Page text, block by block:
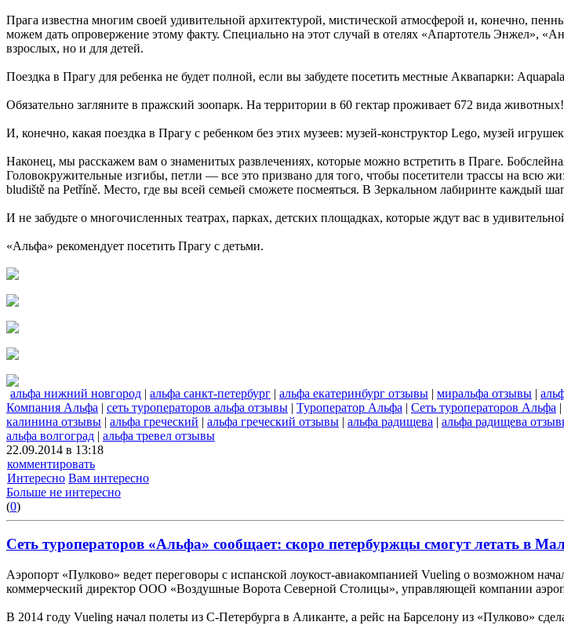
Прага известна многим своей удивительной архитектурой, мистической атмосферой и, конечно,
можем дать опровержение этому факту. Специально на этот случай в отелях «Апартотель Энжел»,
взрослых, но и для детей.
Поездка в Прагу для ребенка не будет полной, если вы забудете посетить местные Аквапарки:
Обязательно загляните в пражский зоопарк. На территории в 60 гектар проживает 672 вида
И, конечно, какая поездка в Прагу с ребенком без этих музеев: музей-конструктор Lego, музей
Наконец, мы расскажем вам о знаменитых развлечениях, которые можно встретить в Праге.
Головокружительные изгибы, петли — все это призвано для того, чтобы посетители трассы на всю
bludiště na Petříně. Место, где вы всей семьей сможете посмеяться. В Зеркальном лабиринте каждый
И не забудьте о многочисленных театрах, парках, детских площадках, которые ждут вас в
«Альфа» рекомендует посетить Прагу с детьми.
альфа нижний новгород | альфа санкт-петербург | альфа екатеринбург отзывы | миральфа отзывы |
Компания Альфа | сеть туроператоров альфа отзывы | Туроператор Альфа | Сеть туроператоров Альфа |
калинина отзывы | альфа греческий | альфа греческий отзывы | альфа радищева | альфа радищева
альфа волгоград | альфа тревел отзывы
22.09.2014 в 13:18
комментировать
Интересно Вам интересно
Больше не интересно
(0)
Сеть туроператоров «Альфа» сообщает: скоро петербуржцы смогут летать в
Аэропорт «Пулково» ведет переговоры с испанской лоукост-авиакомпанией Vueling о возможном
коммерческий директор ООО «Воздушные Ворота Северной Столицы», управляющей компании
В 2014 году Vueling начал полеты из С-Петербурга в Аликанте, а рейс на Барселону из «Пулково»